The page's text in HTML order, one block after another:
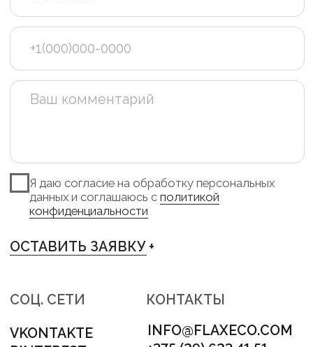
МИНСК, ЛОГОЙСКИЙ ТРАКТ 28/1
INSTAGRAM +
TELEGRAM +